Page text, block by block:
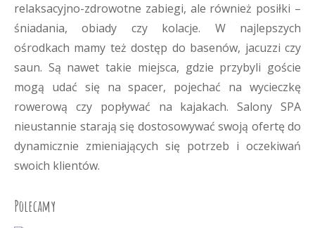
relaksacyjno-zdrowotne zabiegi, ale również posiłki –
śniadania, obiady czy kolacje. W najlepszych
ośrodkach mamy też dostęp do basenów, jacuzzi czy
saun. Są nawet takie miejsca, gdzie przybyli goście
mogą udać się na spacer, pojechać na wycieczkę
rowerową czy popływać na kajakach. Salony SPA
nieustannie starają się dostosowywać swoją ofertę do
dynamicznie zmieniających się potrzeb i oczekiwań
swoich klientów.
Polecamy